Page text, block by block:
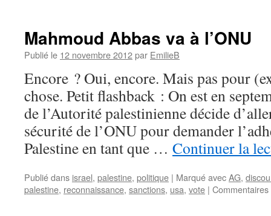
Mahmoud Abbas va à l’ONU
Publié le 12 novembre 2012par EmilieB
Encore ? Oui, encore. Mais pas pour
chose. Petit flashback : On est en
de l’Autorité palestinienne décide
sécurité de l’ONU pour demander
Palestine en tant que … Continuer la
Publié dans israel, palestine, politique | Marqué avecAG,
palestine, reconnaissance, sanctions, usa, vote |